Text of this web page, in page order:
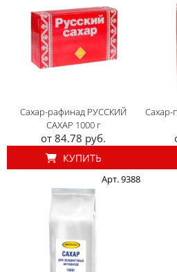
Сахар-рафинад РУССКИЙ
САХАР 1000 г
от 84.78 руб.
КУПИТЬ
Сахар-
Арт. 9388